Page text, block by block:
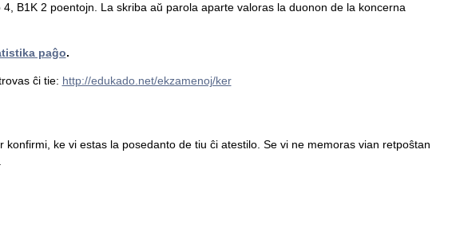
B1K 2 poentojn. La skriba aŭ parola aparte valoras la duonon de la koncerna
paĝo.
ĉi tie: http://edukado.net/ekzamenoj/ker
ke vi estas la posedanto de tiu ĉi atestilo. Se vi ne memoras vian retpoŝtan